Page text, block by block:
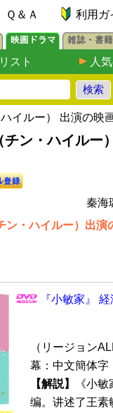
Ｑ＆Ａ 利用ガ
スト 人
イルー） 出演の映
チン・ハイルー
秦海
・ハイルー）出演
『小敏家』
（リージョン
幕：中文簡体字
【解説】
《小
编。讲述了王素